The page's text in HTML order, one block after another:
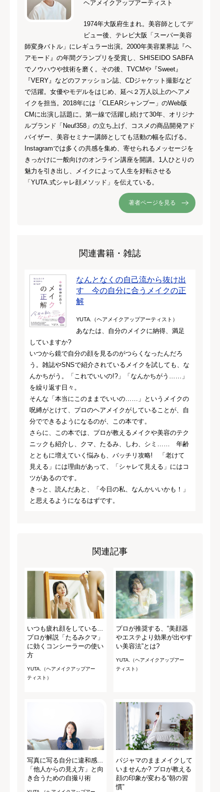
ヘアメイクアップアーティスト
1974年大阪府生まれ。美容師としてデ
ビュー後、テレビ大阪「スーパー美容
師変身バトル」にレギュラー出演。2000年美容業界誌『ヘ
アモード』の年間グランプリを受賞し、SHISEIDO SABFA
でノウハウや技術を磨く。その後、TVCMや『Sweet』
『VERY』などのファッション誌、CDジャケット撮影など
で活躍。女優やモデルをはじめ、延べ２万人以上のヘアメ
イクを担当。2018年には「CLEARシャンプー」のWeb版
CMに出演し話題に。第一線で活躍し続けて30年、オリジナ
ルブランド「Neuf358」の立ち上げ、コスメの商品開発アド
バイザー、美容セミナー講師としても活動の幅を広げる。
Instagramでは多くの共感を集め、寄せられるメッセージを
きっかけに一般向けのオンライン講座を開講。1人ひとりの
魅力を引き出し、メイクによって人生を好転させる
「YUTA.式シャレ顔メソッド」を伝えている。
著者ページを見る
関連書籍・雑誌
なんとなくの自己流から抜け出
す 今の自分に合うメイクの正
解
YUTA.（ヘアメイクアップアーティスト）
あなたは、自分のメイクに納得、満足
していますか?
いつから鏡で自分の顔を見るのがつらくなったんだろ
う。雑誌やSNSで紹介されているメイクを試しても、な
んかちがう。「これでいいの!?」「なんかちがう……」
を繰り返す日々。
そんな「本当にこのままでいいの……」というメイクの
呪縛がとけて、プロのヘアメイクがしていることが、自
分でできるようになるのが、この本です。
さらに、この本では、プロが教えるメイクや美容のテク
ニックも紹介し、クマ、たるみ、しわ、シミ…… 年齢
とともに増えていく悩みも、バッチリ攻略! 「老けて
見える」には理由があって、「シャレて見える」にはコ
ツがあるのです。
きっと、読んだあと、「今日の私、なんかいいかも！」
と思えるようになるはずです。
関連記事
いつも疲れ顔をしている...
プロが解説「たるみクマ」
に効くコンシーラーの使い
方
YUTA.（ヘアメイクアップアー
ティスト）
プロが推奨する、“美顔器
やエステより効果が出やす
い美容法”とは?
YUTA.（ヘアメイクアップアー
ティスト）
写真に写る自分に違和感...
「他人からの見え方」と向
き合うための自撮り術
パジャマのままメイクして
いませんか? プロが教える
顔の印象が変わる“朝の習
慣”